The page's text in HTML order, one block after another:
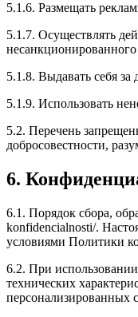
5.1.6. Размещать
5.1.7. Осуществлять
5.1.8. Выдавать себя
5.1.9. Использовать
5.2. Перечень
добросовестности,
6.
6.1. Порядок сбора,
konfidencialnosti/.
условиями Политики
6.2. При
технических
персонализированных